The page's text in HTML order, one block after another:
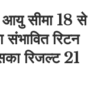
आयु सीमा 18 से
रिटन
रिजल्ट 21